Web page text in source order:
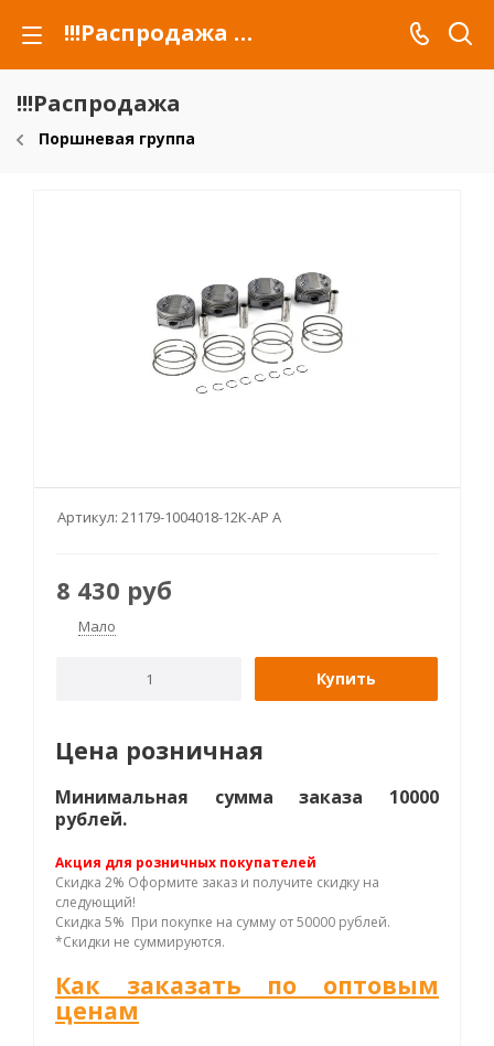
!!!Распродажа для автомобилей российских марок и сельхозтехники
!!!Распродажа
Поршневая группа
Артикул: 21179-1004018-12К-АР A
8 430 руб
Мало
Купить
Цена розничная
Минимальная сумма заказа 10000
рублей.
Акция для розничных покупателей
Скидка 2% Оформите заказ и получите скидку на
следующий!
Скидка 5% При покупке на сумму от 50000 рублей.
*Скидки не суммируются.
Как заказать по оптовым
ценам